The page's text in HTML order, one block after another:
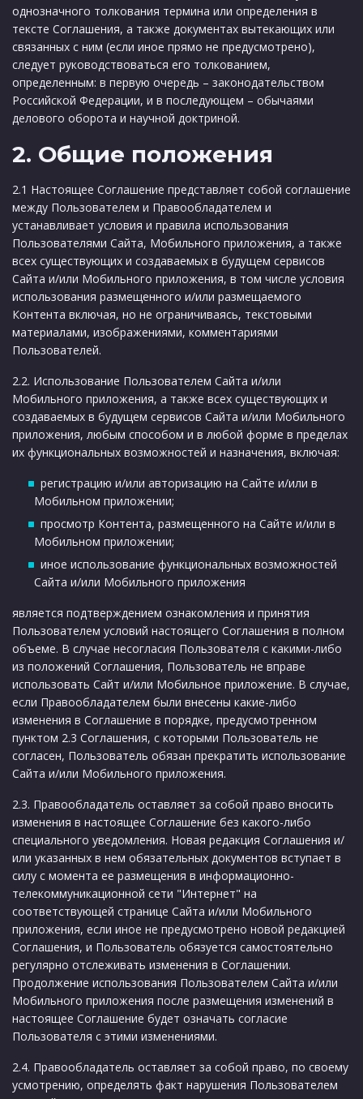
однозначного толкования термина или определения в
тексте Соглашения, а также документах вытекающих или
связанных с ним (если иное прямо не предусмотрено),
следует руководствоваться его толкованием,
определенным: в первую очередь – законодательством
Российской Федерации, и в последующем – обычаями
делового оборота и научной доктриной.
2. Общие положения
2.1 Настоящее Соглашение представляет собой соглашение
между Пользователем и Правообладателем и
устанавливает условия и правила использования
Пользователями Сайта, Мобильного приложения, а также
всех существующих и создаваемых в будущем сервисов
Сайта и/или Мобильного приложения, в том числе условия
использования размещенного и/или размещаемого
Контента включая, но не ограничиваясь, текстовыми
материалами, изображениями, комментариями
Пользователей.
2.2. Использование Пользователем Сайта и/или
Мобильного приложения, а также всех существующих и
создаваемых в будущем сервисов Сайта и/или Мобильного
приложения, любым способом и в любой форме в пределах
их функциональных возможностей и назначения, включая:
регистрацию и/или авторизацию на Сайте и/или в
Мобильном приложении;
просмотр Контента, размещенного на Сайте и/или в
Мобильном приложении;
иное использование функциональных возможностей
Сайта и/или Мобильного приложения
является подтверждением ознакомления и принятия
Пользователем условий настоящего Соглашения в полном
объеме. В случае несогласия Пользователя с какими-либо
из положений Соглашения, Пользователь не вправе
использовать Сайт и/или Мобильное приложение. В случае,
если Правообладателем были внесены какие-либо
изменения в Соглашение в порядке, предусмотренном
пунктом 2.3 Соглашения, с которыми Пользователь не
согласен, Пользователь обязан прекратить использование
Сайта и/или Мобильного приложения.
2.3. Правообладатель оставляет за собой право вносить
изменения в настоящее Соглашение без какого-либо
специального уведомления. Новая редакция Соглашения и/
или указанных в нем обязательных документов вступает в
силу с момента ее размещения в информационно-
телекоммуникационной сети "Интернет" на
соответствующей странице Сайта и/или Мобильного
приложения, если иное не предусмотрено новой редакцией
Соглашения, и Пользователь обязуется самостоятельно
регулярно отслеживать изменения в Соглашении.
Продолжение использования Пользователем Сайта и/или
Мобильного приложения после размещения изменений в
настоящее Соглашение будет означать согласие
Пользователя с этими изменениями.
2.4. Правообладатель оставляет за собой право, по своему
усмотрению, определять факт нарушения Пользователем